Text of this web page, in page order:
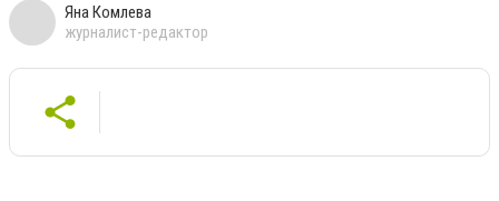
Яна Комлева
журналист-редактор